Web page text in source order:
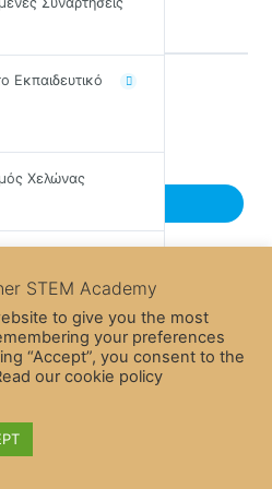
& Αρθρώματα
Εκπαιδευτικό
το
το
Χελώνας
Χελώνας
Χελώνας
STEM Academy
to give you the most
your preferences
“Accept”, you consent to the
our cookie policy